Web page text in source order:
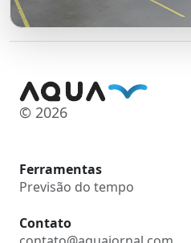
© 2026
Ferramentas
Previsão do tempo
Contato